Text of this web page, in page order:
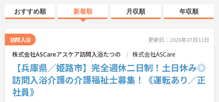
おすすめ順 新着順 月収順 年収順
訪問入浴 更新日：2026年07月31日
株式会社ASCareアスケア訪問入浴たつの 株式会社ASCare
【兵庫県／姫路市】完全週休二日制！土日休み◎
訪問入浴介護の介護福祉士募集！《運転あり／正
社員》